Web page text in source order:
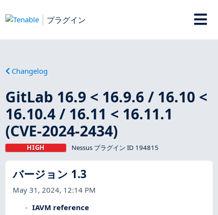
プラグイン
Changelog
GitLab 16.9 < 16.9.6 / 16.10 <
16.10.4 / 16.11 < 16.11.1
(CVE-2024-2434)
HIGH Nessus プラグイン ID 194815
バージョン 1.3
May 31, 2024, 12:14 PM
IAVM reference